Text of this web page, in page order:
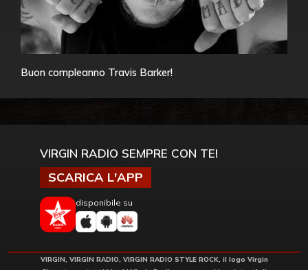
Buon compleanno Travis Barker!
VIRGIN RADIO SEMPRE CON TE!
SCARICA L'APP
disponibile su
VIRGIN, VIRGIN RADIO, VIRGIN RADIO STYLE ROCK, il logo Virgin